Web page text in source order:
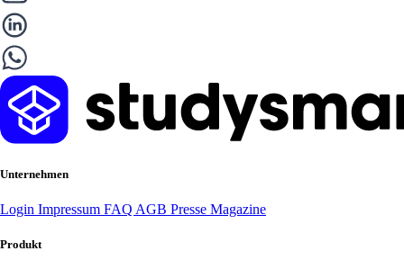
Unternehmen
Login Impressum FAQ AGB Presse Magazine
Produkt